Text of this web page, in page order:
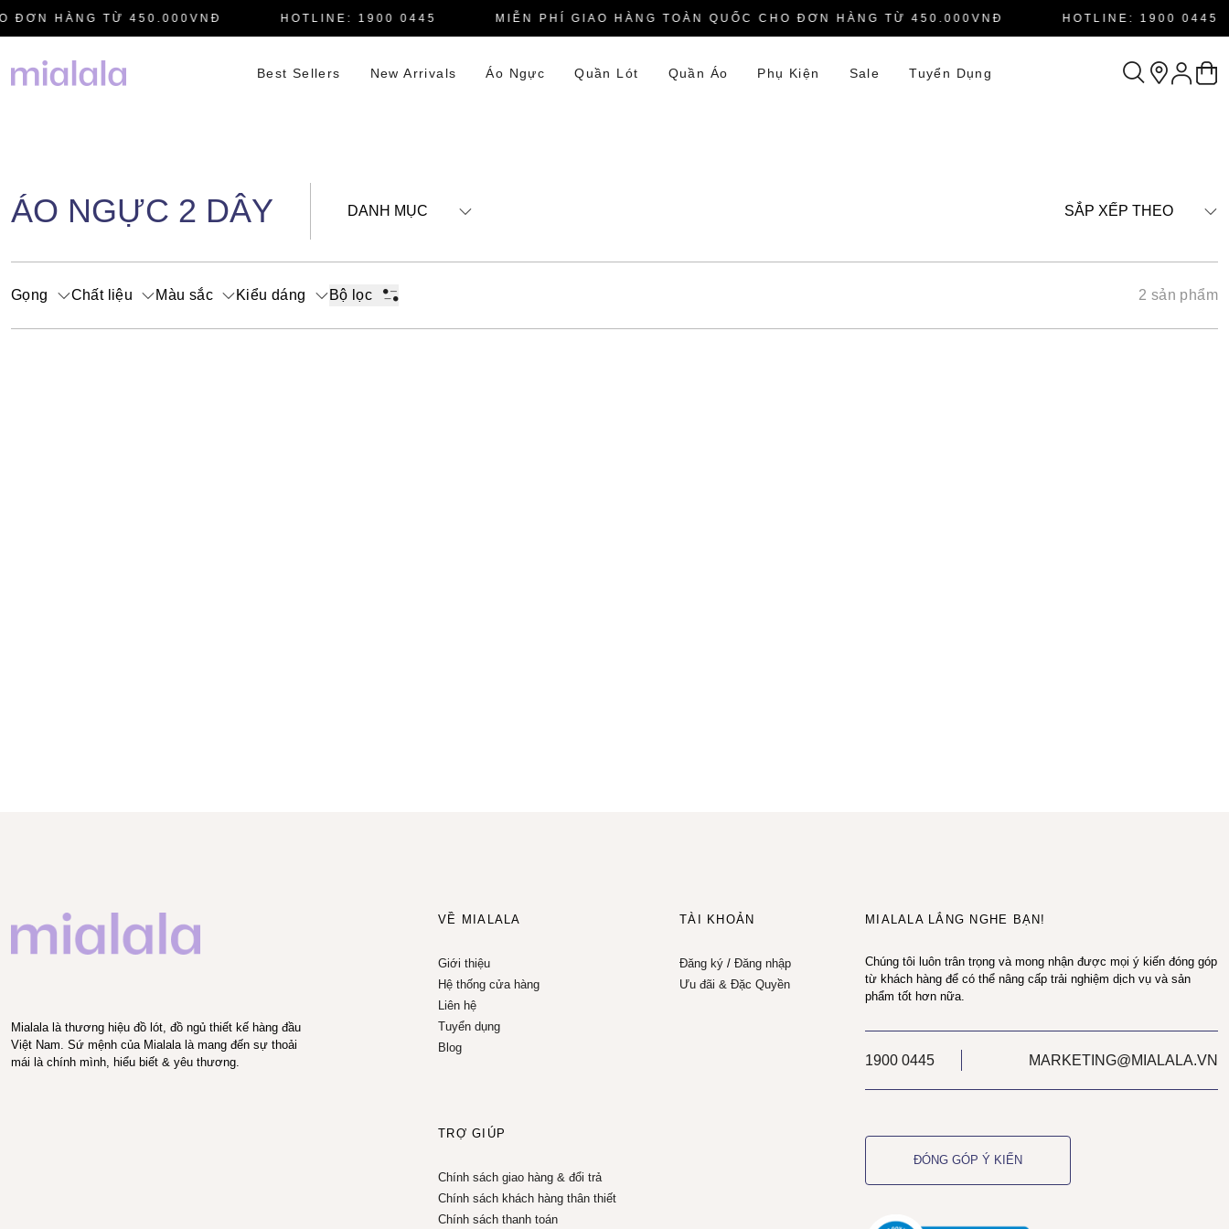
ĐƠN HÀNG TỪ 450.000VNĐ HOTLINE: 1900 0445 MIỄN PHÍ GIAO HÀNG TOÀN QUỐC CHO ĐƠN HÀNG TỪ 450.000VNĐ HOTLINE: 1900 0445
Best Sellers New Arrivals Áo Ngực Quần Lót Quần Áo Phụ Kiện Sale Tuyển Dụng
ÁO NGỰC 2 DÂY DANH MỤC SẮP XẾP THEO
Gọng Chất liệu Màu sắc Kiểu dáng Bộ lọc 2 sản phẩm
Mialala là thương hiệu đồ lót, đồ ngủ thiết kế hàng đầu
Việt Nam. Sứ mệnh của Mialala là mang đến sự thoải
mái là chính mình, hiểu biết & yêu thương.
VỀ MIALALA
Giới thiệu
Hệ thống cửa hàng
Liên hệ
Tuyển dụng
Blog
TÀI KHOẢN
Đăng ký/ Đăng nhập
Ưu đãi & Đặc Quyền
TRỢ GIÚP
Chính sách giao hàng & đổi trả
Chính sách khách hàng thân thiết
Chính sách thanh toán
MIALALA LẮNG NGHE BẠN!
Chúng tôi luôn trân trọng và mong nhận được mọi ý kiến đóng góp
từ khách hàng để có thể nâng cấp trải nghiệm dịch vụ và sản
phẩm tốt hơn nữa.
1900 0445 MARKETING@MIALALA.VN
ĐÓNG GÓP Ý KIẾN